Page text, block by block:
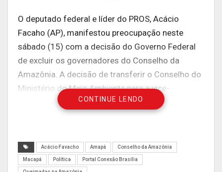
O deputado federal e líder do PROS, Acácio
Facaho (AP), manifestou preocupação neste
sábado (15) com a decisão do Governo Federal
de excluir os governadores do Conselho da
Amazônia. A decisão de transferir o Conselho do
Ministério do Meio Ambiente para a vice-
presidência foi tomada pelo presidente Jair
Bolsonaro, em decreto assinado na última terça-
Acre, Amapá, Amazonas, Pará, Rondônia, Roraima,
Tocantins, Mato Grosso e Maranhão, que
CONTINUE LENDO
Acácio Favacho Amapá Conselho da Amazônia
Macapá Política Portal Conexão Brasília